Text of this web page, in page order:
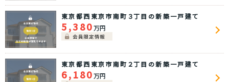
東京都西東京市南町３丁目の新築一戸建て
5,380万円
東京都西東京市南町２丁目の新築一戸建て
6,180万円